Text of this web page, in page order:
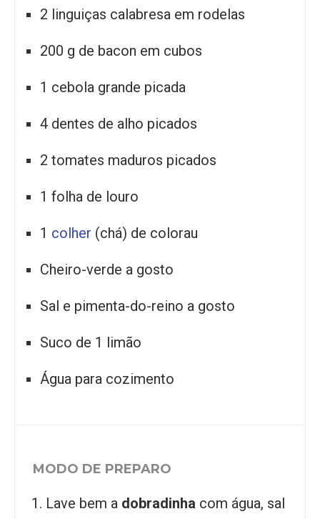
2 linguiças calabresa em rodelas
200 g de bacon em cubos
1 cebola grande picada
4 dentes de alho picados
2 tomates maduros picados
1 folha de louro
1 colher (chá) de colorau
Cheiro-verde a gosto
Sal e pimenta-do-reino a gosto
Suco de 1 limão
Água para cozimento
MODO DE PREPARO
Lave bem a dobradinha com água, sal